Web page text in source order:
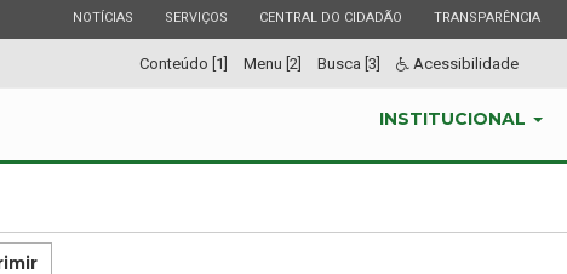
ESTADO
NOTÍCIAS ESTADO
SERVIÇOS ESTADO
CENTRAL DO CIDADÃO ESTADO
TRANSPARÊNCIA
Conteúdo [1] Menu [2] Busca [3] Acessibilidade
INSTITUCIONAL